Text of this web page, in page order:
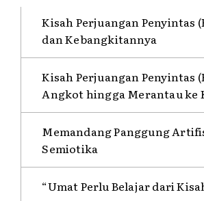
Kisah Perjuangan Penyintas
dan Kebangkitannya
Kisah Perjuangan Penyintas
Angkot hingga Merantau ke
Memandang Panggung
Semiotika
“Umat Perlu Belajar dari